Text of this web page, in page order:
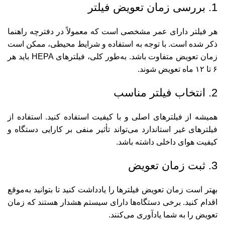
1. بررسی زمان تعویض فیلتر
هر فیلتر دارای عمر مشخصی است که معمولاً در دفترچه راهنما
ذکر شده است. با توجه به استفاده و شرایط محیطی، ممکن است
زمان تعویض متفاوت باشد. به‌طور کلی، فیلترهای HEPA باید هر
۶ تا ۱۲ ماه تعویض شوند.
2. انتخاب فیلتر مناسب
همیشه از فیلترهای اصلی و با کیفیت استفاده کنید. استفاده از
فیلترهای غیر استاندارد می‌تواند تأثیر منفی بر کارایی دستگاه و
کیفیت هوای داخلی داشته باشد.
3. ثبت زمان تعویض
بهتر است زمان تعویض فیلترها را یادداشت کنید تا بتوانید به‌موقع
اقدام کنید. برخی دستگاه‌ها دارای سیستم هشدار هستند که زمان
تعویض را به شما یادآوری می‌کنند.